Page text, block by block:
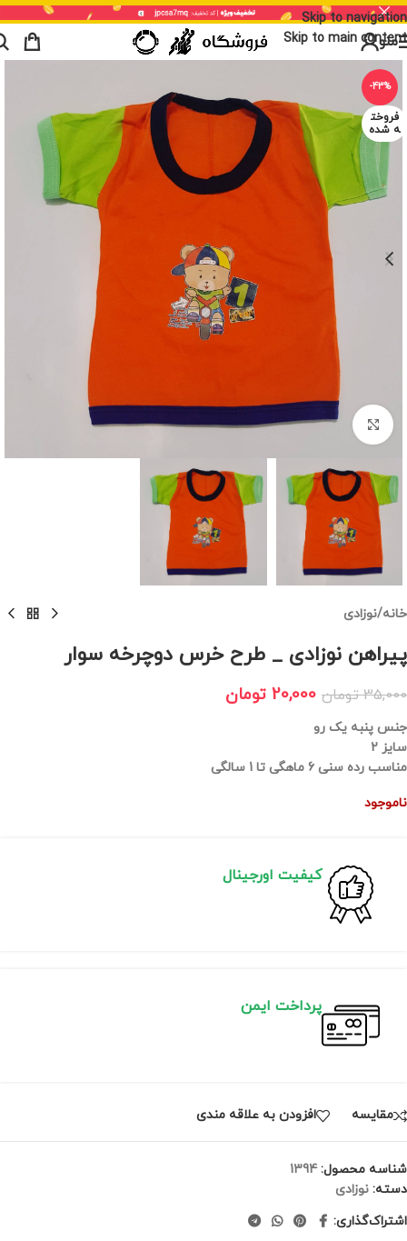
Skip to navigation
Skip to main content
منو
-43%
فروخت
ه شده
برای بزرگنمایی کلیک کنید
خانه/نوزادی
پیراهن نوزادی _ طرح خرس دوچرخه سوار
35,000 تومان 20,000 تومان
جنس پنبه یک رو
سایز 2
مناسب رده سنی 6 ماهگی تا 1 سالگی
ناموجود
کیفیت اورجینال
پرداخت ایمن
مقايسه افزودن به علاقه مندی
شناسه محصول:1394
دسته: نوزادی
اشتراک‌گذاری: